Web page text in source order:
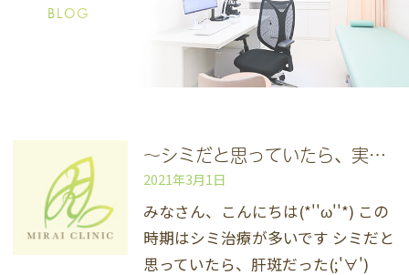
BLOG
～シミだと思っていたら、実は肝斑だった～
2021年3月1日
みなさん、こんにちは(*''ω''*) この
時期はシミ治療が多いです シミだと
思っていたら、肝斑だった(;'∀')